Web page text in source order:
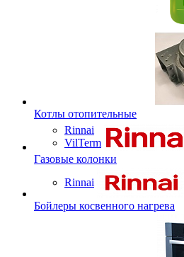
Котлы отопительные
Rinnai
VilTerm
Газовые колонки
Rinnai
Бойлеры косвенного нагрева